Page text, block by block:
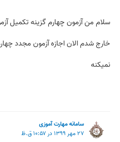
سلام من آزمون چهارم گزینه تکمیل
خارج شدم الان اجازه آزمون مجدد
نمیکنه
سامانه مهارت آموزی
۲۷ مهر ۱۳۹۹ در ۱۰:۵۷ ق.ظ